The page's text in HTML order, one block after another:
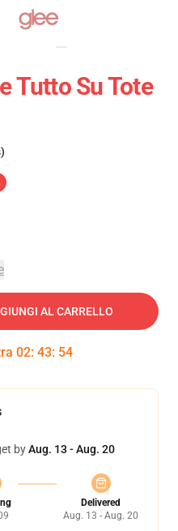
Tutto Su Tote
AL CARRELLO
02: 43: 53
byAug. 13 - Aug. 20
Delivered
Aug. 13 - Aug. 20